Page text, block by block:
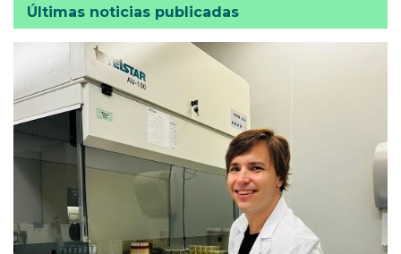
Últimas noticias publicadas